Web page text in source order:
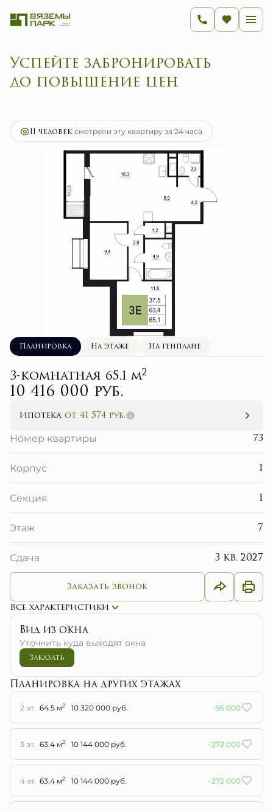
Успейте забронировать
до повышение цен
3-комнатная65.1 м2
11 человексмотрели эту квартиру за 24 часа
Планировка На этаже На генплане
3-комнатная 65.1 м2
10 416 000 руб.
Ипотека от 41 574 руб.
Номер квартиры
73
Корпус 1
Секция 1
Этаж 7
Сдача 3 кв. 2027
Заказать звонок
Все характеристики
Вид из окна
Уточнить куда выходят окна
Заказать
Планировка на других этажах
2 эт. 64.5 м2 10 320 000 руб. -96 000
3 эт. 63.4 м2 10 144 000 руб. -272 000
4 эт. 63.4 м2 10 144 000 руб. -272 000